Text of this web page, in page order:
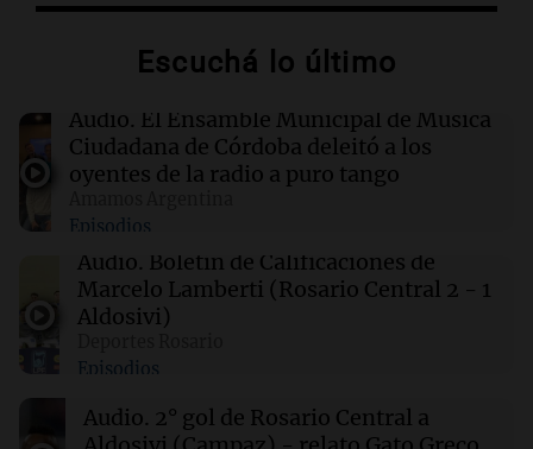
escuelas y actividades turísticas en varias
00:32 Clima
Clima en Salta: cómo estará el tiempo este
sábado 8 de agosto
00:27 Clima
Clima en Tucumán: cómo estará el tiempo
este sábado 8 de agosto
Clima en Mendoza: cómo estará el tiempo
Escuchá lo último
Audio. El Ensamble Municipal de Música
Ciudadana de Córdoba deleitó a los
oyentes de la radio a puro tango
Episodios
Audio. Boletín de Calificaciones de
Marcelo Lamberti (Rosario Central 2 - 1
Aldosivi)
Episodios
Audio. 2° gol de Rosario Central a